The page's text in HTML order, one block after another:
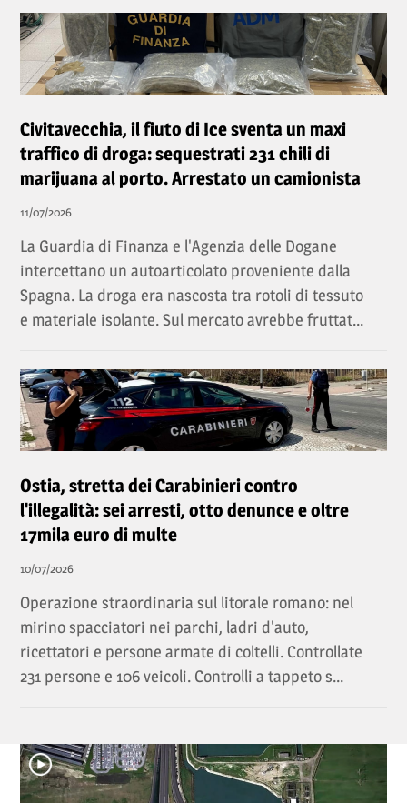
Civitavecchia, il fiuto di Ice sventa un maxi
traffico di droga: sequestrati 231 chili di
marijuana al porto. Arrestato un camionista
11/07/2026
La Guardia di Finanza e l'Agenzia delle Dogane
intercettano un autoarticolato proveniente dalla
Spagna. La droga era nascosta tra rotoli di tessuto
e materiale isolante. Sul mercato avrebbe fruttat...
Ostia, stretta dei Carabinieri contro
l'illegalità: sei arresti, otto denunce e oltre
17mila euro di multe
10/07/2026
Operazione straordinaria sul litorale romano: nel
mirino spacciatori nei parchi, ladri d'auto,
ricettatori e persone armate di coltelli. Controllate
231 persone e 106 veicoli. Controlli a tappeto s...